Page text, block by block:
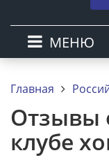
МЕНЮ
Главная
Отзывы
клубе